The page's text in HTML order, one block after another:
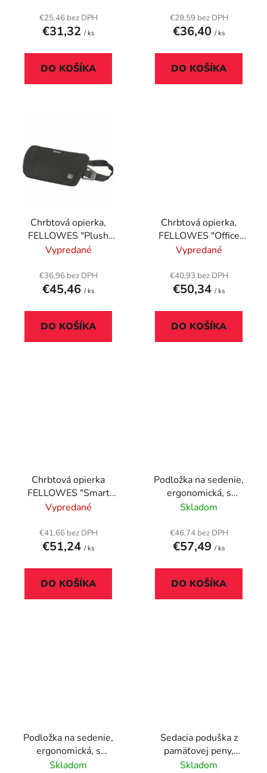
€25,46 bez DPH
€31,32 / ks
DO KOŠÍKA
€29,59 bez DPH
€36,40 / ks
DO KOŠÍKA
Chrbtová opierka,
FELLOWES "Plush
Touch™"
Vypredané
€36,96 bez DPH
€45,46 / ks
DO KOŠÍKA
Chrbtová opierka,
FELLOWES "Office
Suites™ Mesh"
Vypredané
€40,93 bez DPH
€50,34 / ks
DO KOŠÍKA
Chrbtová opierka
FELLOWES "Smart
Suites™ Slimline", sivá
Vypredané
€41,66 bez DPH
€51,24 / ks
DO KOŠÍKA
Podložka na sedenie,
ergonomická, s
látkovým poťahom,
Skladom
€46,74 bez DPH
€57,49 / ks
DO KOŠÍKA
Podložka na sedenie,
ergonomická, s
látkovým poťahom,
Skladom
Sedacia poduška z
pamäťovej peny,
KENSINGTON
Skladom